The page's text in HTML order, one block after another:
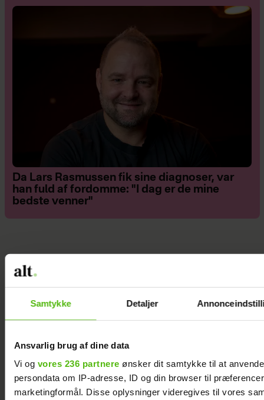
Samtykke Detaljer
Ansvarlig brug af dine data
Vi og vores 236 partnere ønsker dit samtykke til at
persondata om IP-adresse, ID og din browser til
marketingformål. Disse oplysninger videregives til vores
Da Lars Rasmussen fik sine diagnoser, var
han fuld af fordomme: "I dag er de mine
bedste venner"
Sille Nimholm
Er Liv Madsen og